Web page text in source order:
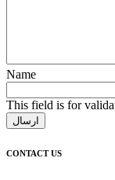
Name
This field is for
CONTACT US